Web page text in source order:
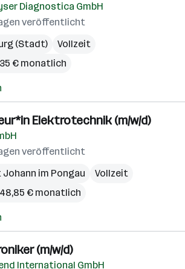
Diagnostica GmbH
veröffentlicht
(Stadt)
Vollzeit
€ monatlich
Elektrotechnik (m/w/d)
veröffentlicht
Johann im Pongau
Vollzeit
€ monatlich
(m/w/d)
International GmbH